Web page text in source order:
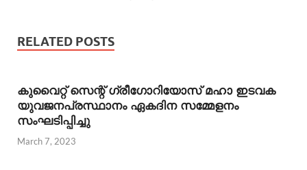
RELATED POSTS
കുവൈറ്റ്‌ സെന്റ്‌ ഗ്രീഗോറിയോസ്‌ മഹാ ഇടവക
യുവജനപ്രസ്ഥാനം ഏകദിന സമ്മേളനം
സംഘടിപ്പിച്ചു
March 7, 2023